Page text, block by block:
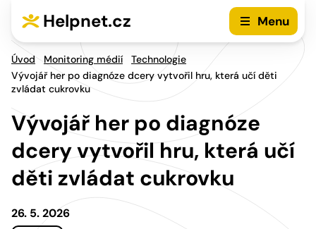
Helpnet.cz Menu
Úvod Monitoring médií
Technologie
Vývojář her po diagnóze dcery vytvořil hru, která učí děti
zvládat cukrovku
Vývojář her po diagnóze
dcery vytvořil hru, která učí
děti zvládat cukrovku
26. 5. 2026